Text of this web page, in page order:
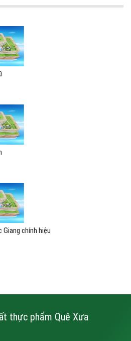
Giang chính hiệu
thực phẩm Quê Xưa